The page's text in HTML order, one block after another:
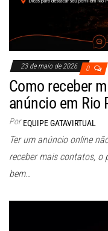
23 de maio de 2026 0
Como receber
anúncio em Rio
Por EQUIPE GATAVIRTUAL
Ter um anúncio online
receber mais contatos, o
bem…